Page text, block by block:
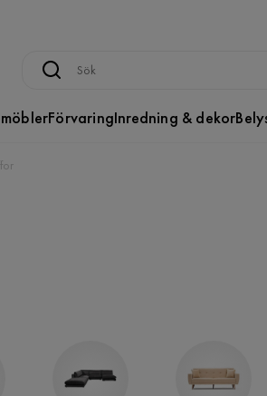
FörvaringInredning & dekor